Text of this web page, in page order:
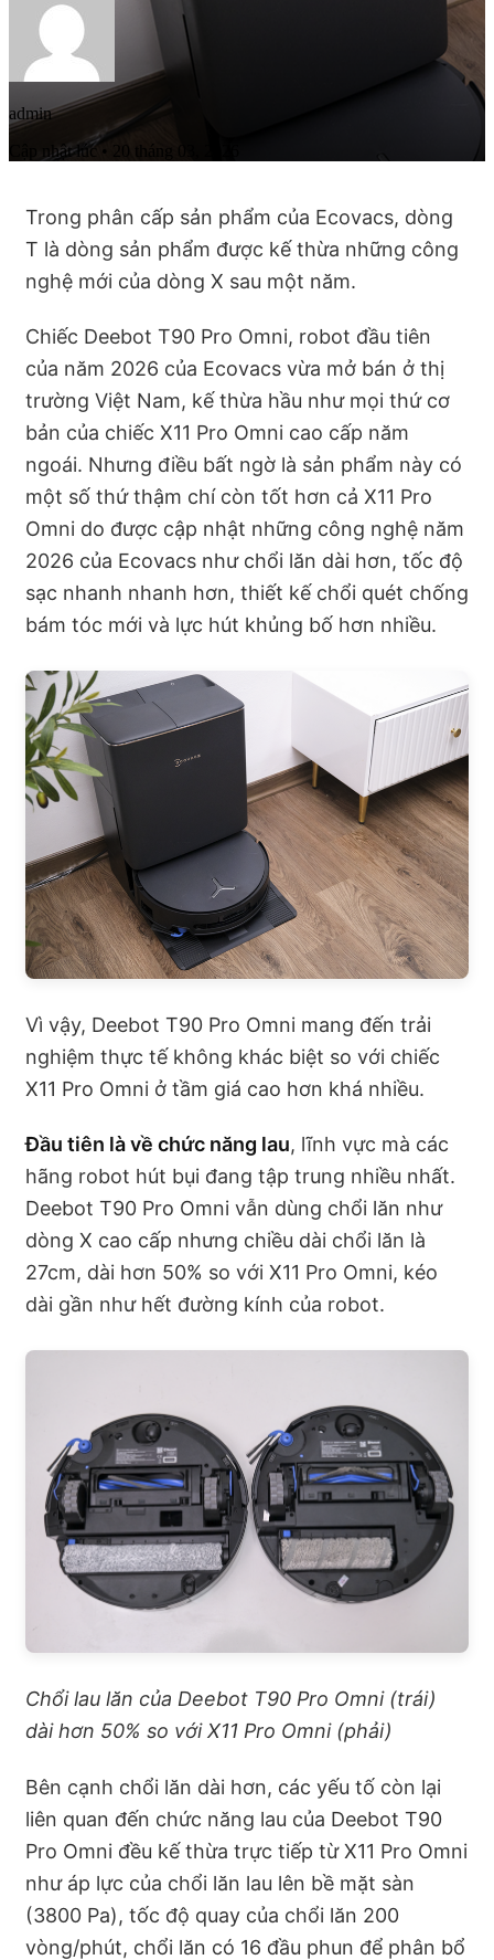
admin
Cập nhật lúc • 20 tháng 03, 2026
Trong phân cấp sản phẩm của Ecovacs, dòng
T là dòng sản phẩm được kế thừa những công
nghệ mới của dòng X sau một năm.
Chiếc Deebot T90 Pro Omni, robot đầu tiên
của năm 2026 của Ecovacs vừa mở bán ở thị
trường Việt Nam, kế thừa hầu như mọi thứ cơ
bản của chiếc X11 Pro Omni cao cấp năm
ngoái. Nhưng điều bất ngờ là sản phẩm này có
một số thứ thậm chí còn tốt hơn cả X11 Pro
Omni do được cập nhật những công nghệ năm
2026 của Ecovacs như chổi lăn dài hơn, tốc độ
sạc nhanh nhanh hơn, thiết kế chổi quét chống
bám tóc mới và lực hút khủng bố hơn nhiều.
Vì vậy, Deebot T90 Pro Omni mang đến trải
nghiệm thực tế không khác biệt so với chiếc
X11 Pro Omni ở tầm giá cao hơn khá nhiều.
Đầu tiên là về chức năng lau, lĩnh vực mà các
hãng robot hút bụi đang tập trung nhiều nhất.
Deebot T90 Pro Omni vẫn dùng chổi lăn như
dòng X cao cấp nhưng chiều dài chổi lăn là
27cm, dài hơn 50% so với X11 Pro Omni, kéo
dài gần như hết đường kính của robot.
Chổi lau lăn của Deebot T90 Pro Omni (trái)
dài hơn 50% so với X11 Pro Omni (phải)
Bên cạnh chổi lăn dài hơn, các yếu tố còn lại
liên quan đến chức năng lau của Deebot T90
Pro Omni đều kế thừa trực tiếp từ X11 Pro Omni
như áp lực của chổi lăn lau lên bề mặt sàn
(3800 Pa), tốc độ quay của chổi lăn 200
vòng/phút, chổi lăn có 16 đầu phun để phân bổ